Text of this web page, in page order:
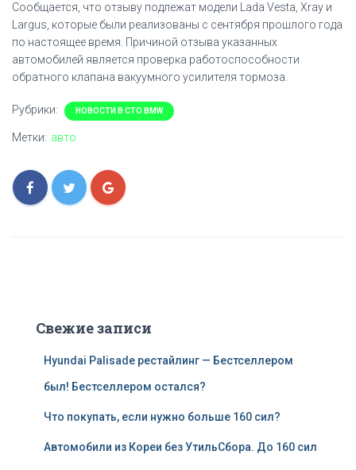
Сообщается, что отзыву подлежат модели Lada Vesta, Xray и
Largus, которые были реализованы с сентября прошлого года
по настоящее время. Причиной отзыва указанных
автомобилей является проверка работоспособности
обратного клапана вакуумного усилителя тормоза.
Рубрики: НОВОСТИ В СТО BMW
Метки: авто
Свежие записи
Hyundai Palisade рестайлинг — Бестселлером
был! Бестселлером остался?
Что покупать, если нужно больше 160 сил?
Автомобили из Кореи без УтильСбора. До 160 сил